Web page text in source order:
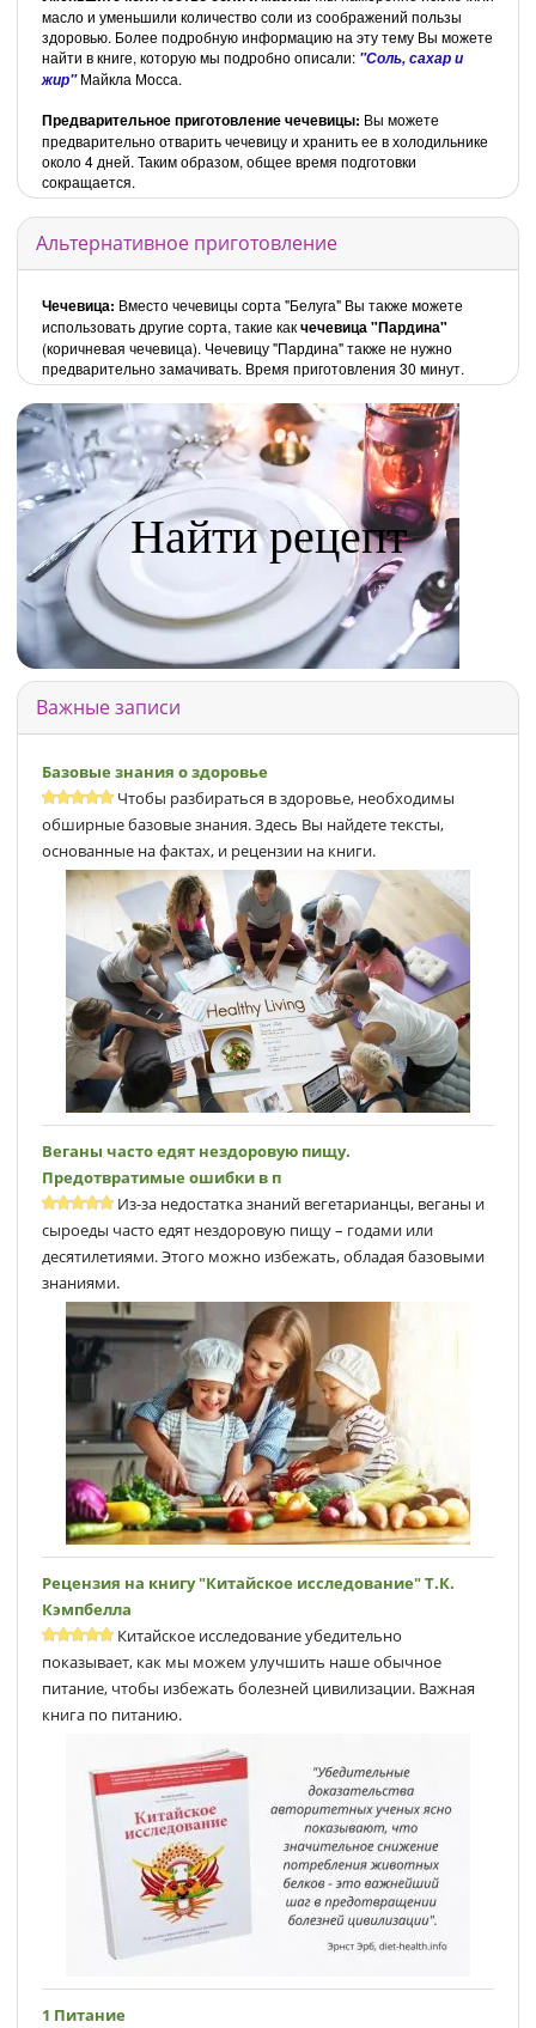
масло и уменьшили количество соли из соображений пользы
здоровью. Более подробную информацию на эту тему Вы можете
найти в книге, которую мы подробно описали: "Соль, сахар и
жир"Майкла Мосса.
Предварительное приготовление чечевицы: Вы можете
предварительно отварить чечевицу и хранить ее в холодильнике
около 4 дней. Таким образом, общее время подготовки
сокращается.
Альтернативное приготовление
Чечевица: Вместо чечевицы сорта "Белуга" Вы также можете
использовать другие сорта, такие какчечевица "Пардина"
(коричневая чечевица). Чечевицу "Пардина" также не нужно
предварительно замачивать. Время приготовления 30 минут.
Найти рецепт
Важные записи
Базовые знания о здоровье
Чтобы разбираться в здоровье, необходимы
обширные базовые знания. Здесь Вы найдете тексты,
основанные на фактах, и рецензии на книги.
Веганы часто едят нездоровую пищу.
Предотвратимые ошибки в п
Из-за недостатка знаний вегетарианцы, веганы и
сыроеды часто едят нездоровую пищу – годами или
десятилетиями. Этого можно избежать, обладая базовыми
знаниями.
Рецензия на книгу "Китайское исследование" Т.К.
Кэмпбеллa
Китайское исследование убедительно
показывает, как мы можем улучшить наше обычное
питание, чтобы избежать болезней цивилизации. Важная
книга по питанию.
1 Питание